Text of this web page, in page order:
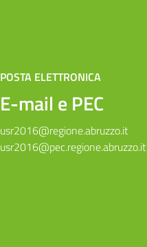
POSTA ELETTRONICA
E-mail e PEC
usr2016@regione.abruzzo.it
usr2016@pec.regione.abruzzo.it